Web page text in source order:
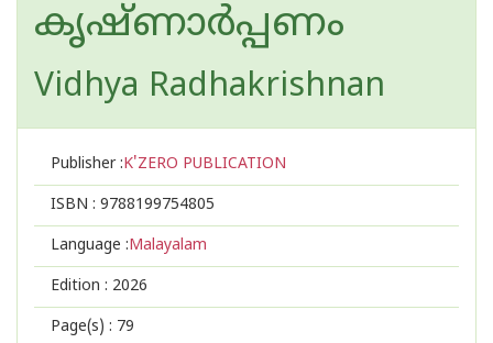
കൃഷ്ണാർപ്പണം
Vidhya Radhakrishnan
Publisher :K'ZERO PUBLICATION
ISBN : 9788199754805
Language :Malayalam
Edition : 2026
Page(s) : 79